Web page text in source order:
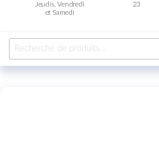
Jeudis, Vendredi
et Samedi
23